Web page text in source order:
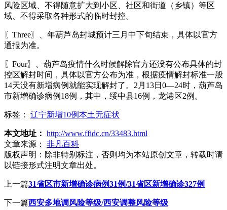
风险区域、不得随意扩大到小区、社区和街道（乡镇）等区
域、不得采取各种形式的临时封控。
〖Three〗、年葫芦岛封城预计三月中下旬结束，具体以官方
通报为准。
〖Four〗、葫芦岛疫情什么时候解除官方还没有公布具体的封
控区解封时间，具体以官方公布为准，根据疫情解封标准一般
14天没有新增病例就能实现解封了。2月13日0—24时，葫芦岛
市新增确诊病例18例，其中，绥中县16例，龙港区2例。
标签： 辽宁新增10例本土无症状
本文地址： http://www.ffidc.cn/33483.html
文章来源：
非凡百科
版权声明： 除非特别标注，否则均为本站原创文章，转载时请
以链接形式注明文章出处。
上一篇31省区市新增确诊病例31例/31省区新增确诊327例
下一篇西安多地调风险等级/西安调整风险等级